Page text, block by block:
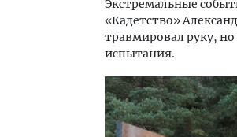
Экстремальные
«Кадетство»
травмировал руку,
испытания.